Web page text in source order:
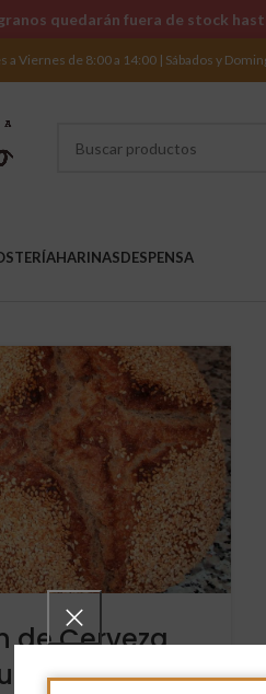
a Viernes de 8:00 a 14:00 | Sábados y
HARINASDESPENSA
de Cerveza
Negra
quedarán fuera de stock